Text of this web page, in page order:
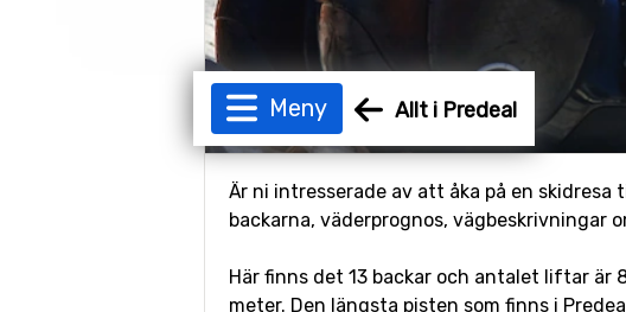
Meny Allt i Predeal
Är ni intresserade av att åka på en
backarna, väderprognos, vägbeskrivningar
Här finns det 13 backar och antalet liftar är
meter. Den längsta pisten som finns i